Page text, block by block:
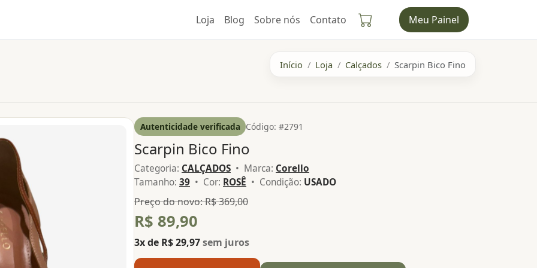
Loja Blog Sobre nós Contato Meu Painel
Início Loja Calçados Scarpin Bico Fino
Autenticidade verificada Código: #2791
Scarpin Bico Fino
Categoria: CALÇADOS • Marca: Corello
Tamanho: 39 • Cor: ROSÊ • Condição: USADO
Preço do novo: R$ 369,00
R$ 89,90
3x de R$ 29,97sem juros